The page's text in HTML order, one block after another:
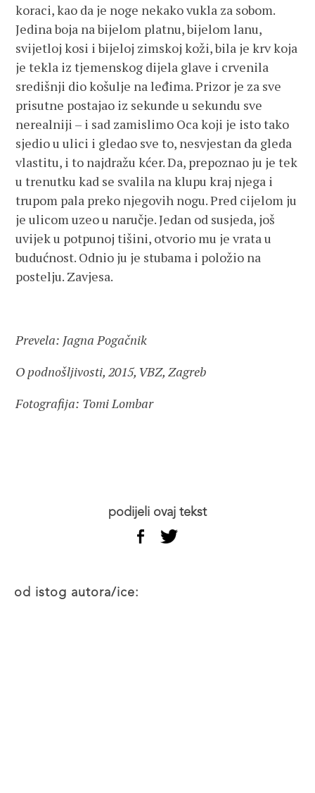
koraci, kao da je noge nekako vukla za sobom.
Jedina boja na bijelom platnu, bijelom lanu,
svijetloj kosi i bijeloj zimskoj koži, bila je krv koja
je tekla iz tjemenskog dijela glave i crvenila
središnji dio košulje na leđima. Prizor je za sve
prisutne postajao iz sekunde u sekundu sve
nerealniji – i sad zamislimo Oca koji je isto tako
sjedio u ulici i gledao sve to, nesvjestan da gleda
vlastitu, i to najdražu kćer. Da, prepoznao ju je tek
u trenutku kad se svalila na klupu kraj njega i
trupom pala preko njegovih nogu. Pred cijelom ju
je ulicom uzeo u naručje. Jedan od susjeda, još
uvijek u potpunoj tišini, otvorio mu je vrata u
budućnost. Odnio ju je stubama i položio na
postelju. Zavjesa.
Prevela: Jagna Pogačnik
O podnošljivosti, 2015, VBZ, Zagreb
Fotografija: Tomi Lombar
podijeli ovaj tekst
od istog autora/ice: